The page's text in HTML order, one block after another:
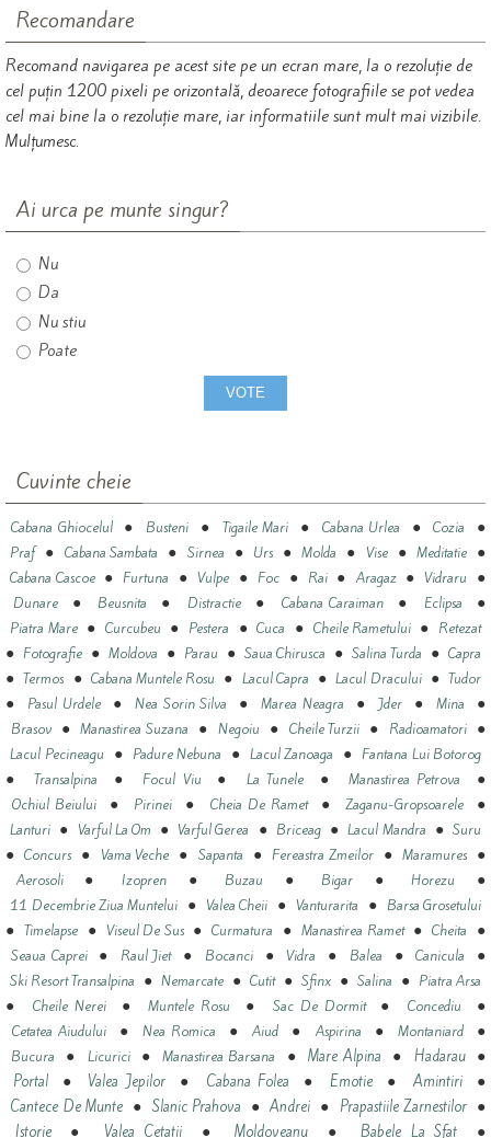
Recomandare
Recomand navigarea pe acest site pe un ecran mare, la o rezoluție de
cel puțin 1200 pixeli pe orizontală, deoarece fotografiile se pot vedea
cel mai bine la o rezoluție mare, iar informatiile sunt mult mai vizibile.
Mulțumesc.
Ai urca pe munte singur?
Nu
Da
Nu stiu
Poate
Cuvinte cheie
Cabana Ghiocelul● Busteni ● Tigaile Mari ● Cabana Urlea ●Cozia ●
Praf● Cabana Sambata ● Sirnea ● Urs ●Molda ● Vise●Meditatie ●
Cabana Cascoe● Furtuna ●Vulpe ● Foc ● Rai●Aragaz●Vidraru ●
Dunare● Beusnita ● Distractie● Cabana Caraiman ● Eclipsa ●
Piatra Mare● Curcubeu ● Pestera ●Cuca ● Cheile Rametului● Retezat
● Fotografie ● Moldova ● Parau ● Saua Chirusca ● Salina Turda ● Capra
●Termos ● Cabana Muntele Rosu ● Lacul Capra ●Lacul Dracului●Tudor
● Pasul Urdele●Nea Sorin Silva ●Marea Neagra ● Jder●Mina ●
Brasov●Manastirea Suzana ● Negoiu ● Cheile Turzii ● Radioamatori●
Lacul Pecineagu ● Padure Nebuna ● Lacul Zanoaga ● Fantana Lui Botorog
●Transalpina ● Focul Viu ● La Tunele● Manastirea Petrova ●
Ochiul Beiului ● Pirinei ● Cheia De Ramet● Zaganu-Gropsoarele●
Lanturi ● Varful La Om ●Varful Gerea ● Briceag●Lacul Mandra ●Suru
●Concurs ● Vama Veche ● Sapanta ● Fereastra Zmeilor●Maramures ●
Aerosoli● Izopren● Buzau ● Bigar ●Horezu ●
11 Decembrie Ziua Muntelui ●Valea Cheii ●Vanturarita ● Barsa Grosetului
●Timelapse ● Viseul De Sus●Curmatura ●Manastirea Ramet●Cheita ●
Seaua Caprei● Raul Jiet● Bocanci●Vidra ● Balea ●Canicula ●
Ski Resort Transalpina ● Nemarcate ● Cutit● Sfinx ● Salina ● Piatra Arsa
● Cheile Nerei●Muntele Rosu ● Sac De Dormit●Concediu ●
Cetatea Aiudului●Nea Romica ●Aiud ●Aspirina ●Montaniard ●
Bucura ● Licurici●Manastirea Barsana ●Mare Alpina ● Hadarau●
Portal● Valea Jepilor● Cabana Folea ●Emotie ●Amintiri●
Cantece De Munte ●Slanic Prahova ●Andrei ● Prapastiile Zarnestilor ●
Istorie● Valea Cetatii ●Moldoveanu ● Babele La Sfat ●